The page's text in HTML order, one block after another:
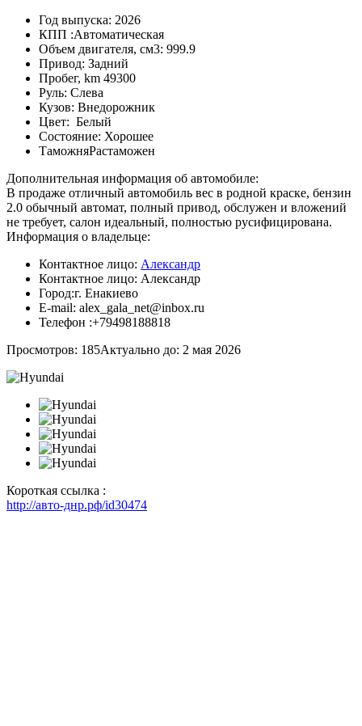
Год выпуска: 2026
КПП :Автоматическая
Объем двигателя, см3: 999.9
Привод: Задний
Пробег, km 49300
Руль: Слева
Кузов: Внедорожник
Цвет: Белый
Состояние: Хорошее
ТаможняРастаможен
Дополнительная информация об автомобиле:
В продаже отличный автомобиль вес в родной краске, бензин
2.0 обычный автомат, полный привод, обслужен и вложений
не требует, салон идеальный, полностью русифицирована.
Информация о владельце:
Контактное лицо: Александр
Контактное лицо: Александр
Город:г. Енакиево
E-mail: alex_gala_net@inbox.ru
Телефон :+79498188818
Просмотров: 185Актуально до: 2 мая 2026
Короткая ссылка :
http://авто-днр.рф/id30474